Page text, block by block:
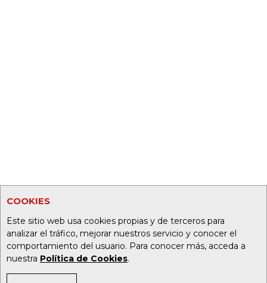
COOKIES
Este sitio web usa cookies propias y de terceros para
analizar el tráfico, mejorar nuestros servicio y conocer el
comportamiento del usuario. Para conocer más, acceda a
nuestra Política de Cookies.